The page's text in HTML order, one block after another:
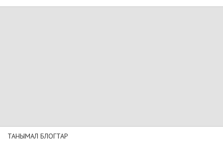
ТАНЫМАЛ БЛОГТАР